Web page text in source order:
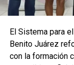
desempeñar sus
disciplina y
se consolida así
integración,
promueve una
El Sistema para
Benito Juárez
con la formación